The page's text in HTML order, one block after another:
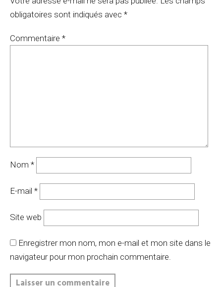
obligatoires sont indiqués avec *
Commentaire *
Nom *
E-mail *
Site web
Enregistrer mon nom, mon e-mail et mon site dans le
navigateur pour mon prochain commentaire.